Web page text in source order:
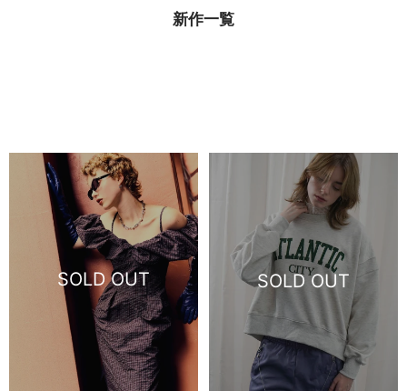
新作一覧
SOLD OUT SOLD OUT